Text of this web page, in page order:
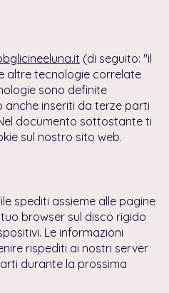
(di seguito: "il
altre tecnologie correlate
sono definite
anche inseriti da terze parti
documento sottostante ti
sul nostro sito web.
spediti assieme alle pagine
browser sul disco rigido
Le informazioni
rispediti ai nostri server
durante la prossima